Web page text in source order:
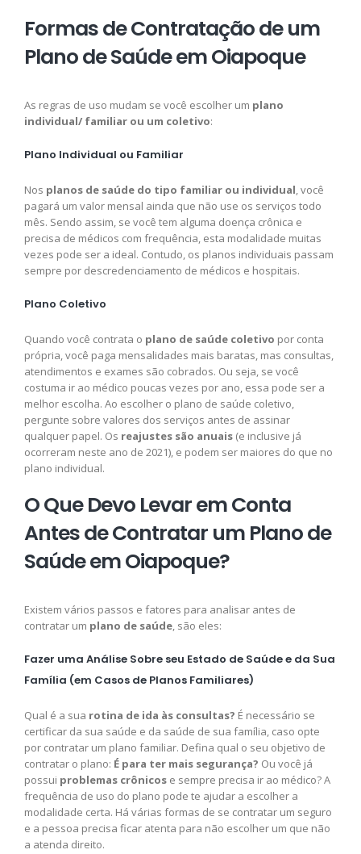
Formas de Contratação de um
Plano de Saúde em Oiapoque
As regras de uso mudam se você escolher um plano
individual/ familiar ou um coletivo:
Plano Individual ou Familiar
Nos planos de saúde do tipo familiar ou individual, você
pagará um valor mensal ainda que não use os serviços todo
mês. Sendo assim, se você tem alguma doença crônica e
precisa de médicos com frequência, esta modalidade muitas
vezes pode ser a ideal. Contudo, os planos individuais passam
sempre por descredenciamento de médicos e hospitais.
Plano Coletivo
Quando você contrata o plano de saúde coletivo por conta
própria, você paga mensalidades mais baratas, mas consultas,
atendimentos e exames são cobrados. Ou seja, se você
costuma ir ao médico poucas vezes por ano, essa pode ser a
melhor escolha. Ao escolher o plano de saúde coletivo,
pergunte sobre valores dos serviços antes de assinar
qualquer papel. Os reajustes são anuais (e inclusive já
ocorreram neste ano de 2021), e podem ser maiores do que no
plano individual.
O Que Devo Levar em Conta
Antes de Contratar um Plano de
Saúde em Oiapoque?
Existem vários passos e fatores para analisar antes de
contratar um plano de saúde, são eles:
Fazer uma Análise Sobre seu Estado de Saúde e da Sua
Família (em Casos de Planos Familiares)
Qual é a sua rotina de ida às consultas? É necessário se
certificar da sua saúde e da saúde de sua família, caso opte
por contratar um plano familiar. Defina qual o seu objetivo de
contratar o plano: É para ter mais segurança? Ou você já
possui problemas crônicos e sempre precisa ir ao médico? A
frequência de uso do plano pode te ajudar a escolher a
modalidade certa. Há várias formas de se contratar um seguro
e a pessoa precisa ficar atenta para não escolher um que não
a atenda direito.